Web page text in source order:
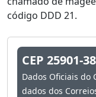
código DDD 21.
CEP 25901-
Dados Oficiais do
dados dos